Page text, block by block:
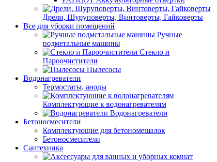
Дрели, Шуруповерты, Винтоверты, Гайковерты
Все для уборки помещений
Ручные
подметальные машины
Стекло и
Пароочистители
Пылесосы
Водонагреватели
Термостаты, аноды
Комплектующие к водонагревателям
Водонагреватели
Бетоносмесители
Комплектующие для бетономешалок
Бетоносмесители
Сантехника